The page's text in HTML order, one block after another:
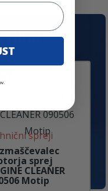
spreji
sprej
CLEANER
Motip